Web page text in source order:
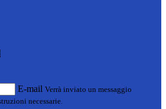
E-mail Verrà inviato un messaggio
necessarie.